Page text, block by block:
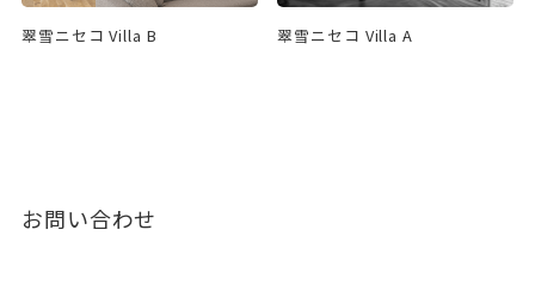
翠雪ニセコ Villa B 翠雪ニセコ Villa A
お問い合わせ